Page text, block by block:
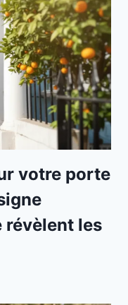
votre porte
révèlent les